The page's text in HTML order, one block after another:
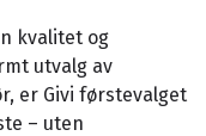
kvalitet og
utvalg av
er Givi førstevalget
– uten